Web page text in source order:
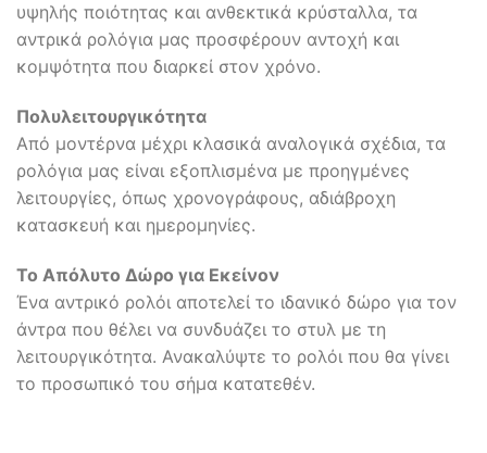
υψηλής ποιότητας και ανθεκτικά κρύσταλλα, τα
αντρικά ρολόγια μας προσφέρουν αντοχή και
κομψότητα που διαρκεί στον χρόνο.
Πολυλειτουργικότητα
Από μοντέρνα μέχρι κλασικά αναλογικά σχέδια, τα
ρολόγια μας είναι εξοπλισμένα με προηγμένες
λειτουργίες, όπως χρονογράφους, αδιάβροχη
κατασκευή και ημερομηνίες.
Το Απόλυτο Δώρο για Εκείνον
Ένα αντρικό ρολόι αποτελεί το ιδανικό δώρο για τον
άντρα που θέλει να συνδυάζει το στυλ με τη
λειτουργικότητα. Ανακαλύψτε το ρολόι που θα γίνει
το προσωπικό του σήμα κατατεθέν.